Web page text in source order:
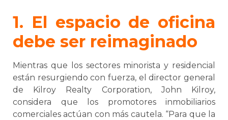
1. El espacio de oficina
debe ser reimaginado
Mientras que los sectores minorista y residencial
están resurgiendo con fuerza, el director general
de Kilroy Realty Corporation, John Kilroy,
considera que los promotores inmobiliarios
comerciales actúan con más cautela. “Para que la